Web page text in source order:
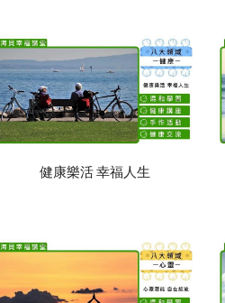
健康樂活 幸福人生